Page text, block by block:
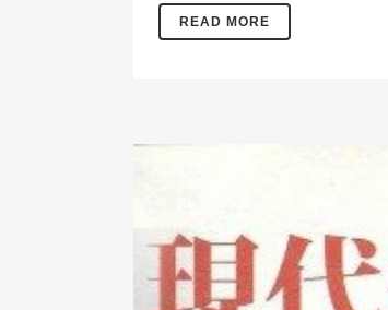
READ MORE